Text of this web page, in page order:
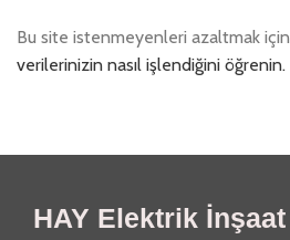
Bu site istenmeyenleri azaltmak
verilerinizin nasıl işlendiğini öğrenin.
HAY Elektrik